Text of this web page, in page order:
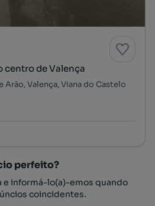
centro de Valença
Arão, Valença, Viana do Castelo
perfeito?
e informá-lo(a)-emos quando
coincidentes.